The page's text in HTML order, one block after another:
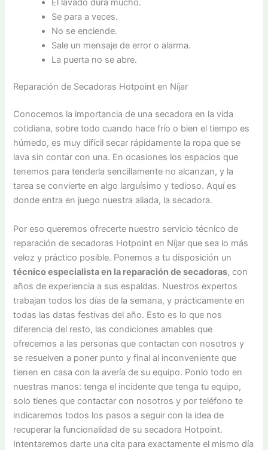
Se para a veces.
No se enciende.
Sale un mensaje de error o alarma.
La puerta no se abre.
Reparación de Secadoras Hotpoint en Níjar
Conocemos la importancia de una secadora en la vida
cotidiana, sobre todo cuando hace frío o bien el tiempo es
húmedo, es muy difícil secar rápidamente la ropa que se
lava sin contar con una. En ocasiones los espacios que
tenemos para tenderla sencillamente no alcanzan, y la
tarea se convierte en algo larguísimo y tedioso. Aquí es
donde entra en juego nuestra aliada, la secadora.
Por eso queremos ofrecerte nuestro servicio técnico de
reparación de secadoras Hotpoint en Níjar que sea lo más
veloz y práctico posible. Ponemos a tu disposición un
técnico especialista en la reparación de secadoras, con
años de experiencia a sus espaldas. Nuestros expertos
trabajan todos los días de la semana, y prácticamente en
todas las datas festivas del año. Esto es lo que nos
diferencia del resto, las condiciones amables que
ofrecemos a las personas que contactan con nosotros y
se resuelven a poner punto y final al inconveniente que
tienen en casa con la avería de su equipo. Ponlo todo en
nuestras manos: tenga el incidente que tenga tu equipo,
solo tienes que contactar con nosotros y por teléfono te
indicaremos todos los pasos a seguir con la idea de
recuperar la funcionalidad de su secadora Hotpoint.
Intentaremos darte una cita para exactamente el mismo día